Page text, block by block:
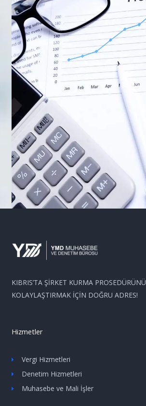
KIBRIS’TA ŞİRKET KURMA PROSEDÜRÜNÜ
KOLAYLAŞTIRMAK İÇİN DOĞRU ADRES!
Hizmetler
Vergi Hizmetleri
Denetim Hizmetleri
Muhasebe ve Mali İşler